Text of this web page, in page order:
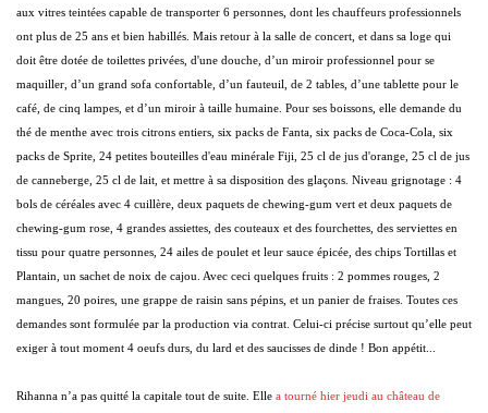
aux vitres teintées capable de transporter 6 personnes, dont les chauffeurs professionnels
ont plus de 25 ans et bien habillés. Mais retour à la salle de concert, et dans sa loge qui
doit être dotée de toilettes privées, d'une douche, d’un miroir professionnel pour se
maquiller, d’un grand sofa confortable, d’un fauteuil, de 2 tables, d’une tablette pour le
café, de cinq lampes, et d’un miroir à taille humaine. Pour ses boissons, elle demande du
thé de menthe avec trois citrons entiers, six packs de Fanta, six packs de Coca-Cola, six
packs de Sprite, 24 petites bouteilles d'eau minérale Fiji, 25 cl de jus d'orange, 25 cl de jus
de canneberge, 25 cl de lait, et mettre à sa disposition des glaçons. Niveau grignotage : 4
bols de céréales avec 4 cuillère, deux paquets de chewing-gum vert et deux paquets de
chewing-gum rose, 4 grandes assiettes, des couteaux et des fourchettes, des serviettes en
tissu pour quatre personnes, 24 ailes de poulet et leur sauce épicée, des chips Tortillas et
Plantain, un sachet de noix de cajou. Avec ceci quelques fruits : 2 pommes rouges, 2
mangues, 20 poires, une grappe de raisin sans pépins, et un panier de fraises. Toutes ces
demandes sont formulée par la production via contrat. Celui-ci précise surtout qu’elle peut
exiger à tout moment 4 oeufs durs, du lard et des saucisses de dinde ! Bon appétit...
Rihanna n’a pas quitté la capitale tout de suite. Elle a tourné hier jeudi au château de